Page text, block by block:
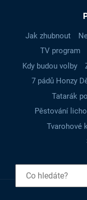
Jak zhubnout
TV program
Kdy budou volby
7 pádů Honzy
Tatarák
Pěstování
Tvarohové